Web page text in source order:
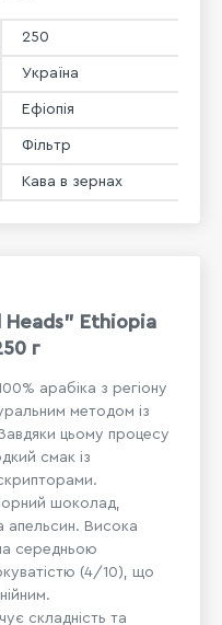
Heads" Ethiopia
г
арабіка з регіону
методом із
цьому процесу
смак із
шоколад,
апельсин. Висока
середньою
(4/10), що
складність та
250
Україна
Ефіопія
Фільтр
Кава в зернах